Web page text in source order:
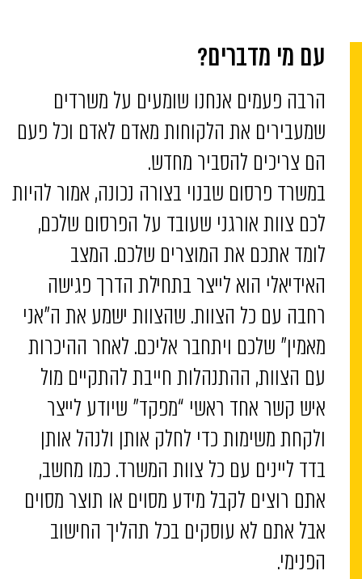
עם מי מדברים?
הרבה פעמים אנחנו שומעים על משרדים
שמעבירים את הלקוחות מאדם לאדם וכל פעם
הם צריכים להסביר מחדש.
במשרד פרסום שבנוי בצורה נכונה, אמור להיות
לכם צוות אורגני שעובד על הפרסום שלכם,
לומד אתכם את המוצרים שלכם. המצב
האידיאלי הוא לייצר בתחילת הדרך פגישה
רחבה עם כל הצוות. שהצוות ישמע את ה”אני
מאמין” שלכם ויתחבר אליכם. לאחר ההיכרות
עם הצוות, ההתנהלות חייבת להתקיים מול
איש קשר אחד ראשי “מפקד” שיודע לייצר
ולקחת משימות כדי לחלק אותן ולנהל אותן
בדד ליינים עם כל צוות המשרד. כמו מחשב,
אתם רוצים לקבל מידע מסוים או תוצר מסוים
אבל אתם לא עוסקים בכל תהליך החישוב
הפנימי.